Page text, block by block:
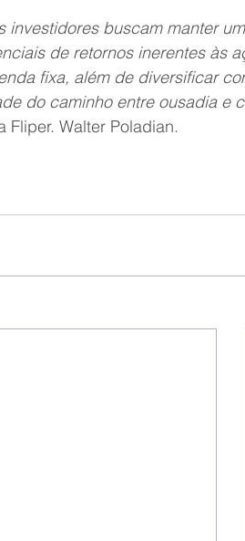
investidores buscam manter
de retornos inerentes às
fixa, além de diversificar
do caminho entre ousadia e
Fliper. Walter Poladian.